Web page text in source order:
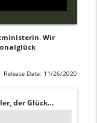
Wir
Release Date: 11/26/2020